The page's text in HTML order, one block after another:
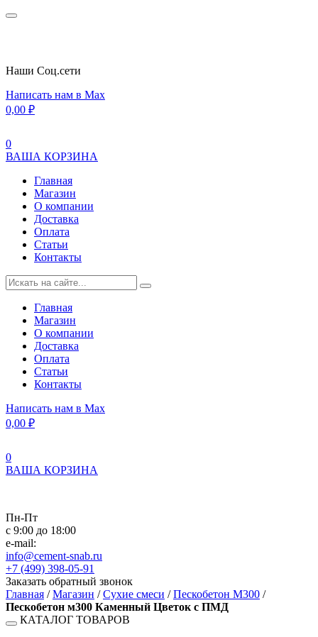
Наши Cоц.сети
Написать нам в Max
0,00 ₽
0
ВАША КОРЗИНА
Главная
Магазин
О компании
Доставка
Оплата
Статьи
Контакты
Главная
Магазин
О компании
Доставка
Оплата
Статьи
Контакты
Написать нам в Max
0,00 ₽
0
ВАША КОРЗИНА
Пн-Пт
с 9:00 до 18:00
e-mail:
info@cement-snab.ru
+7 (499) 398-05-91
Заказать обратный звонок
Главная /Магазин /Сухие смеси /Пескобетон М300 /
Пескобетон м300 Каменный Цветок с ПМД
КАТАЛОГ ТОВАРОВ